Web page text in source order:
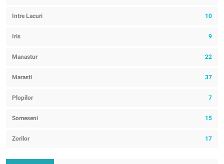
Intre Lacuri 10
Iris 9
Manastur 22
Marasti 37
Plopilor 7
Someseni 15
Zorilor 17